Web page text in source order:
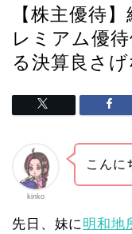
【株主優待
レミアム優
る決算良さげ
kinko
こんに
先日、妹に 明和地